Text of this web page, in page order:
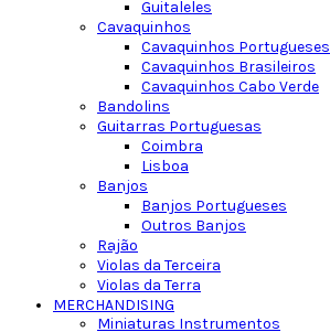
Guitaleles
Cavaquinhos
Cavaquinhos Portugueses
Cavaquinhos Brasileiros
Cavaquinhos Cabo Verde
Bandolins
Guitarras Portuguesas
Coimbra
Lisboa
Banjos
Banjos Portugueses
Outros Banjos
Rajão
Violas da Terceira
Violas da Terra
MERCHANDISING
Miniaturas Instrumentos